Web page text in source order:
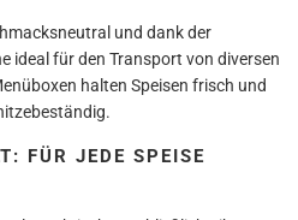
und dank der
ideal für den Transport von diversen
halten Speisen frisch und
FÜR JEDE SPEISE